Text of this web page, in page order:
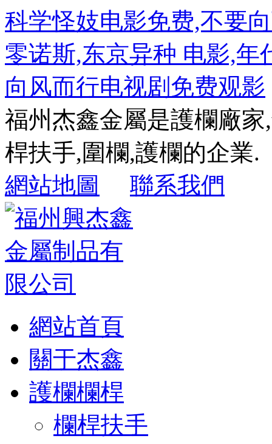
科学怪妓电影免费,不要
零诺斯,东京异种 电影,年
向风而行电视剧免费观影
福州杰鑫金屬是護欄廠
桿扶手,圍欄,護欄的企業.
網站地圖
聯系我們
網站首頁
關于杰鑫
護欄欄桿
欄桿扶手